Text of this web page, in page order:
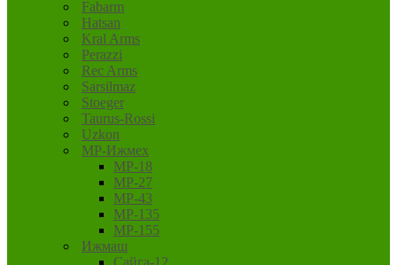
Fabarm
Hatsan
Kral Arms
Perazzi
Rec Arms
Sarsilmaz
Stoeger
Taurus-Rossi
Uzkon
MP-Ижмех
MP-18
MP-27
MP-43
MP-135
MP-155
Ижмаш
Сайга-12